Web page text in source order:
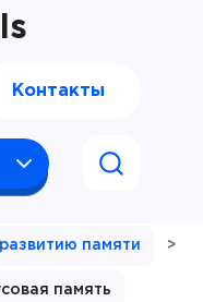
Контакты
памяти >
память